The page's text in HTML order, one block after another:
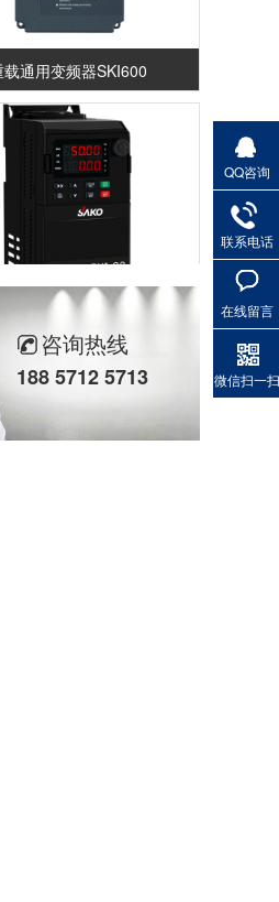
重载通用变频器SKI-90
咨询热线
188 5712 5713
QQ咨询
联系电话
在线留言
微信扫一扫